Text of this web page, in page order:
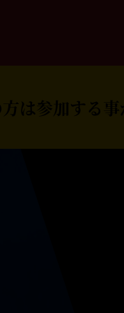
は参加する事